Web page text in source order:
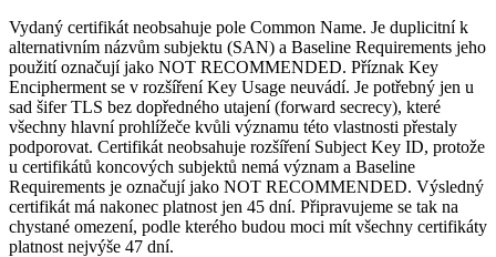
Vydaný certifikát neobsahuje pole Common Name. Je duplicitní k
alternativním názvům subjektu (SAN) a Baseline Requirements jeho
použití označují jako NOT RECOMMENDED. Příznak Key
Encipherment se v rozšíření Key Usage neuvádí. Je potřebný jen u
sad šifer TLS bez dopředného utajení (forward secrecy), které
všechny hlavní prohlížeče kvůli významu této vlastnosti přestaly
podporovat. Certifikát neobsahuje rozšíření Subject Key ID, protože
u certifikátů koncových subjektů nemá význam a Baseline
Requirements je označují jako NOT RECOMMENDED. Výsledný
certifikát má nakonec platnost jen 45 dní. Připravujeme se tak na
chystané omezení, podle kterého budou moci mít všechny certifikáty
platnost nejvýše 47 dní.